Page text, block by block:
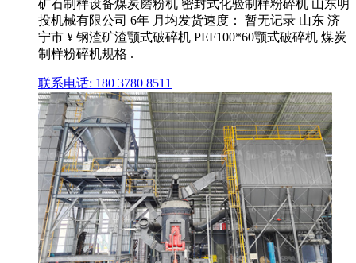
矿石制样设备煤炭磨粉机 密封式化验制样粉碎机 山东明
投机械有限公司 6年 月均发货速度： 暂无记录 山东 济
宁市 ¥ 钢渣矿渣颚式破碎机 PEF100*60颚式破碎机 煤炭
制样粉碎机规格 .
联系电话: 180 3780 8511